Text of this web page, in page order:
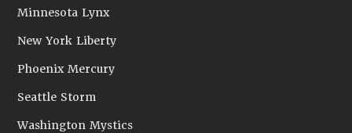
Minnesota Lynx
New York Liberty
Phoenix Mercury
Seattle Storm
Washington Mystics